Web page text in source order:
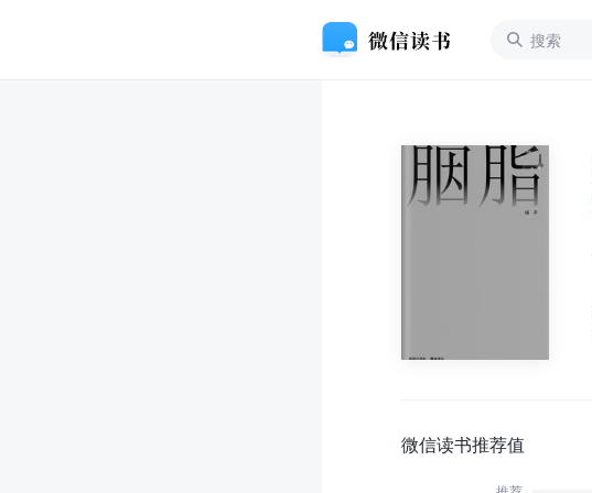
微信读书推荐值